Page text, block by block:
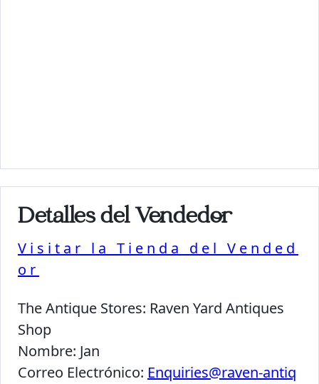
Detalles del Vendedor
Visitar la Tienda del Vended
or
The Antique Stores: Raven Yard Antiques
Shop
Nombre: Jan
Correo Electrónico: Enquiries@raven-antiq